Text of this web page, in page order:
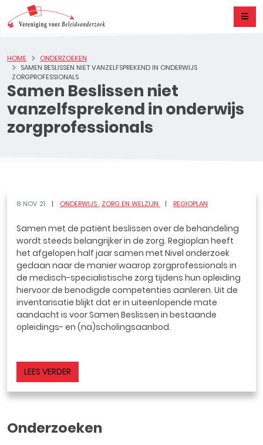
Samen Beslissen niet
vanzelfsprekend in onderwijs
zorgprofessionals
HOME
ONDERZOEKEN
SAMEN BESLISSEN NIET VANZELFSPREKEND IN ONDERWIJS
ZORGPROFESSIONALS
8 NOV 21 ONDERWIJS ZORG EN WELZIJN REGIOPLAN
Samen met de patiënt beslissen over de behandeling
wordt steeds belangrijker in de zorg. Regioplan heeft
het afgelopen half jaar samen met Nivel onderzoek
gedaan naar de manier waarop zorgprofessionals in
de medisch-specialistische zorg tijdens hun opleiding
hiervoor de benodigde competenties aanleren. Uit de
inventarisatie blijkt dat er in uiteenlopende mate
aandacht is voor Samen Beslissen in bestaande
opleidings- en (na)scholingsaanbod.
LEES VERDER
Onderzoeken